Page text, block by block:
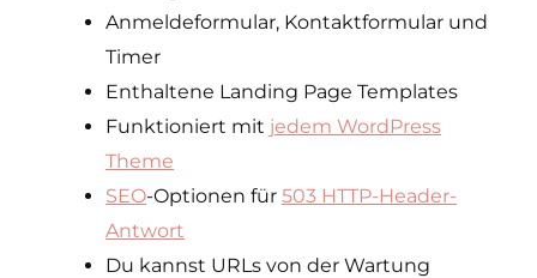
Anmeldeformular, Kontaktformular und
Timer
Enthaltene Landing Page Templates
Funktioniert mit jedem WordPress
Theme
SEO-Optionen für 503 HTTP-Header-
Antwort
Du kannst URLs von der Wartung